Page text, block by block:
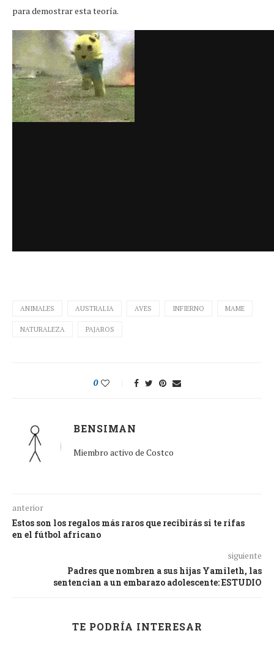
para demostrar esta teoría.
ANIMALES AUSTRALIA AVES INFIERNO MAME
NATURALEZA PAJAROS
0
BENSIMAN
Miembro activo de Costco
anterior
Estos son los regalos más raros que recibirás si te rifas
en el fútbol africano
siguiente
Padres que nombren a sus hijas Yamileth, las
sentencian a un embarazo adolescente: ESTUDIO
TE PODRÍA INTERESAR